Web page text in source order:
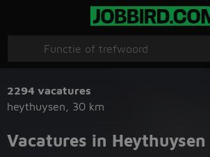
2294 vacatures
heythuysen
30 km
Vacatures in Heythuysen